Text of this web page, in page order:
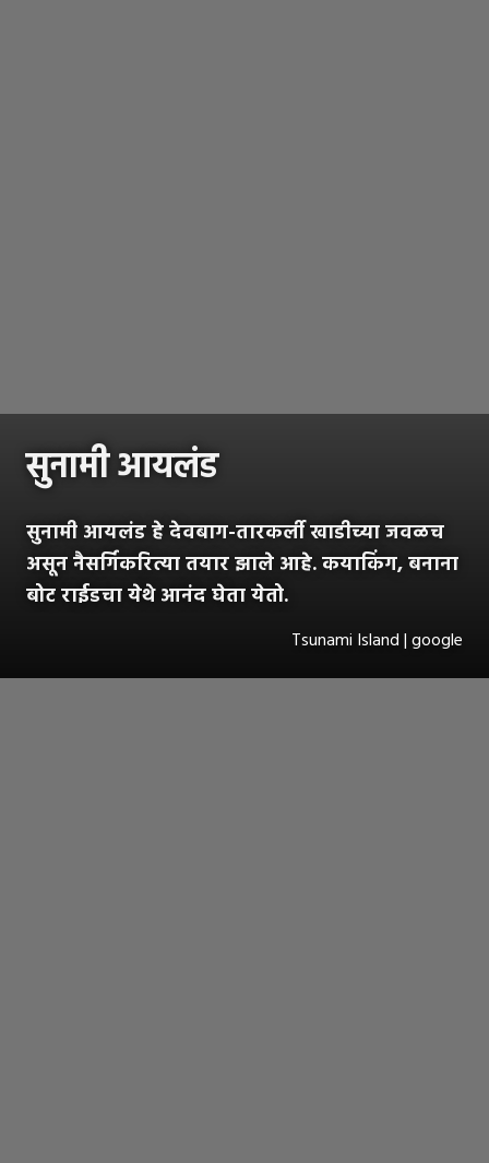
सुनामी आयलंड
सुनामी आयलंड हे देवबाग-तारकर्ली खाडीच्या जवळच
असून नैसर्गिकरित्या तयार झाले आहे. कयाकिंग, बनाना
बोट राईडचा येथे आनंद घेता येतो.
Tsunami Island | google